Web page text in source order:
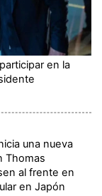
en la
una nueva
Thomas
al frente en
en Japón